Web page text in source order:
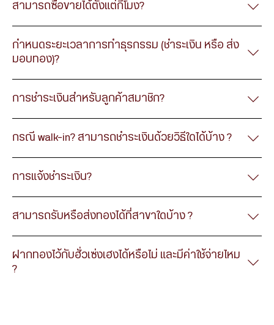
GOLD NOW จึงเป็นมากกว่าแค่แอปฯ ซื้อขายทองคำ ทั่วไป
สามารถซื้อขายได้ตั้งแต่กี่โมง?
กำหนดระยะเวลาการทำธุรกรรม (ชำระเงิน หรือ ส่ง
มอบทอง)?
การชำระเงินสำหรับลูกค้าสมาชิก?
กรณี walk-in? สามารถชำระเงินด้วยวิธีใดได้บ้าง ?
การแจ้งชำระเงิน?
สามารถรับหรือส่งทองได้ที่สาขาใดบ้าง ?
ฝากทองไว้กับฮั่วเซ่งเฮงได้หรือไม่ และมีค่าใช้จ่ายไหม
?